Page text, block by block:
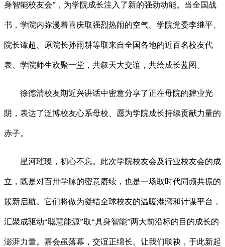
身智能校友会”，为学院成长注入了新的强劲动能。当全国战
书，学院内弥漫着喜庆取强烈热闹的空气。学院党委李继平、
院长谭超、原院长孙雨耕等取来自全国各地的近百名校友代
表、学院师生欢聚一堂，共叙天大交谊，共绘成长蓝图。
徐德清校友期近兴讲话中密意分享了正在母院的肄业光
阴，表达了泛博校友心系母校、愿为学院成长持续贡献力量的
赤子。
星河璀璨，初心不忘。此次学院校友会及行业校友会的成
立，既是对百卅学脉的密意赓续，也是一场取时代同频共振的
簇新启航。它们将做为凝结全球校友的温暖港湾和计谋平台，
汇聚成驱动“聪慧能源”取“具身智能”两大前沿标的目的成长的
澎湃力量。嘉会虽落幕，交谊正绵长。让我们联袂，于此新起